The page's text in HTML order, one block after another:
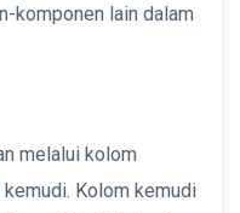
komponen lain dalam
melalui kolom
Kolom kemudi